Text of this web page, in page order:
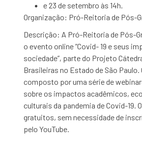
e 23 de setembro às 14h.
Organização: Pró-Reitoria de Pós-
Descrição: A Pró-Reitoria de Pós-
o evento online “Covid- 19 e seus
sociedade”, parte do Projeto
Brasileiras no Estado de São Paulo.
composto por uma série de
sobre os impactos acadêmicos,
culturais da pandemia de Covid-19.
gratuitos, sem necessidade de
pelo YouTube.